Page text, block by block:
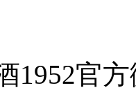
1952官